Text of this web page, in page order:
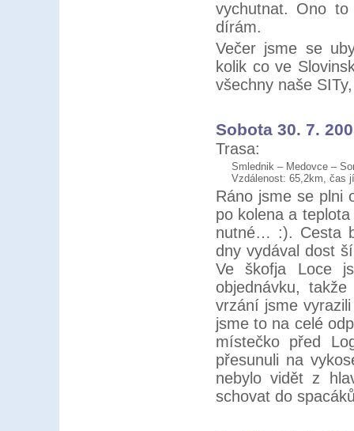
vychutnat. Ono
dírám.
Večer jsme se
kolik co ve
všechny naše
Sobota 30. 7.
Trasa:
Smlednik – Medovce –
Vzdálenost: 65,2km, čas
Ráno jsme se plni
po kolena a
nutné… :). Cesta
dny vydával dost
Ve škofja Loce
objednávku,
vrzání jsme
jsme to na celé
místečko před
přesunuli na
nebylo vidět z
schovat do